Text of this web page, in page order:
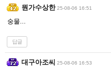
뭔가수상한 25-08-06 16:51
숭물...
답글
대구아조씨 25-08-06 16:53